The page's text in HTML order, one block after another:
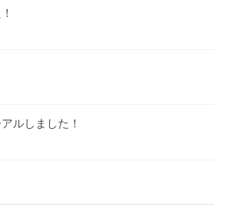
ルしました！